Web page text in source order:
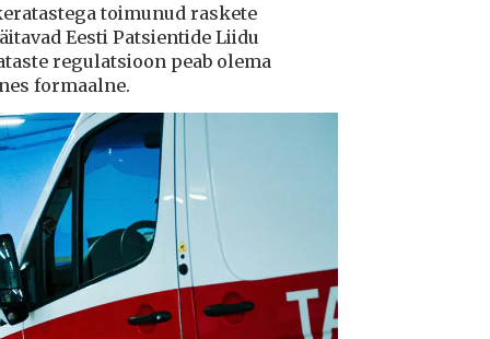
toimunud raskete
Eesti Patsientide Liidu
regulatsioon peab olema
formaalne.